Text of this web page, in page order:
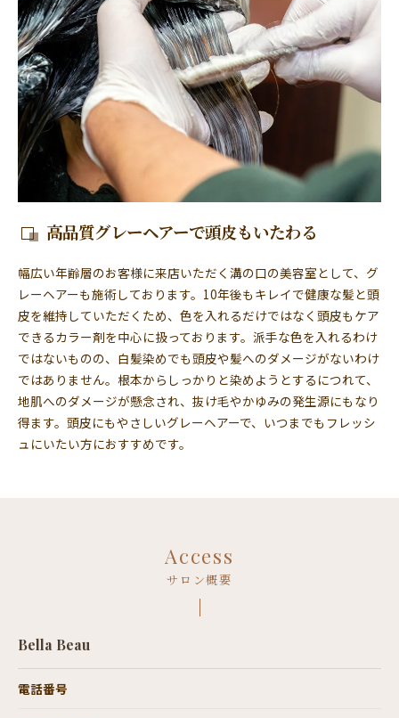
高品質グレーヘアーで頭皮もいたわる
幅広い年齢層のお客様に来店いただく溝の口の美容室として、グ
レーヘアーも施術しております。10年後もキレイで健康な髪と頭
皮を維持していただくため、色を入れるだけではなく頭皮もケア
できるカラー剤を中心に扱っております。派手な色を入れるわけ
ではないものの、白髪染めでも頭皮や髪へのダメージがないわけ
ではありません。根本からしっかりと染めようとするにつれて、
地肌へのダメージが懸念され、抜け毛やかゆみの発生源にもなり
得ます。頭皮にもやさしいグレーヘアーで、いつまでもフレッシ
ュにいたい方におすすめです。
サロン概要
Access
Bella Beau
電話番号